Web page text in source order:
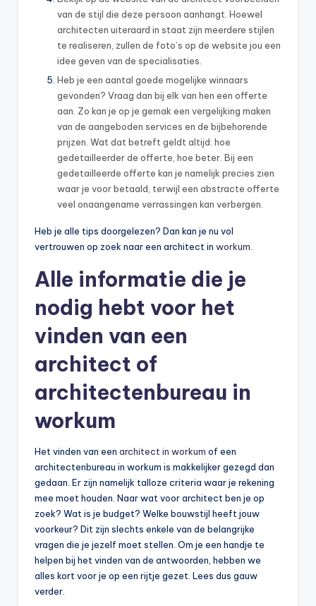
van de stijl die deze persoon aanhangt. Hoewel
architecten uiteraard in staat zijn meerdere stijlen
te realiseren, zullen de foto’s op de website jou een
idee geven van de specialisaties.
Heb je een aantal goede mogelijke winnaars
gevonden? Vraag dan bij elk van hen een offerte
aan. Zo kan je op je gemak een vergelijking maken
van de aangeboden services en de bijbehorende
prijzen. Wat dat betreft geldt altijd: hoe
gedetailleerder de offerte, hoe beter. Bij een
gedetailleerde offerte kan je namelijk precies zien
waar je voor betaald, terwijl een abstracte offerte
veel onaangename verrassingen kan verbergen.
Heb je alle tips doorgelezen? Dan kan je nu vol
vertrouwen op zoek naar een architect in workum
Alle informatie die je
nodig hebt voor het
vinden van een
architect of
architectenbureau in
workum
Het vinden van een architect in workum of een
architectenbureau in workum is makkelijker gezegd dan
gedaan. Er zijn namelijk talloze criteria waar je rekening
mee moet houden. Naar wat voor architect ben je op
zoek? Wat is je budget? Welke bouwstijl heeft jouw
voorkeur? Dit zijn slechts enkele van de belangrijke
vragen die je jezelf moet stellen. Om je een handje te
helpen bij het vinden van de antwoorden, hebben we
alles kort voor je op een rijtje gezet. Lees dus gauw
verder.